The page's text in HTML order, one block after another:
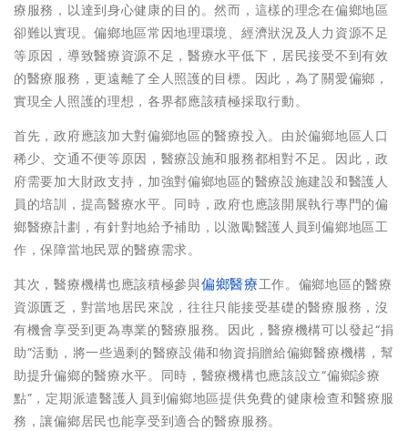
療服務，以達到身心健康的目的。然而，這樣的理念在偏鄉地區
卻難以實現。偏鄉地區常因地理環境、經濟狀況及人力資源不足
等原因，導致醫療資源不足，醫療水平低下，居民接受不到有效
的醫療服務，更遠離了全人照護的目標。因此，為了關愛偏鄉，
實現全人照護的理想，各界都應該積極採取行動。
首先，政府應該加大對偏鄉地區的醫療投入。由於偏鄉地區人口
稀少、交通不便等原因，醫療設施和服務都相對不足。因此，政
府需要加大財政支持，加強對偏鄉地區的醫療設施建設和醫護人
員的培訓，提高醫療水平。同時，政府也應該開展執行專門的偏
鄉醫療計劃，有針對地給予補助，以激勵醫護人員到偏鄉地區工
作，保障當地民眾的醫療需求。
其次，醫療機構也應該積極參與偏鄉醫療工作。偏鄉地區的醫療
資源匱乏，對當地居民來說，往往只能接受基礎的醫療服務，沒
有機會享受到更為專業的醫療服務。因此，醫療機構可以發起“捐
助”活動，將一些過剩的醫療設備和物資捐贈給偏鄉醫療機構，幫
助提升偏鄉的醫療水平。同時，醫療機構也應該設立“偏鄉診療
點”，定期派遣醫護人員到偏鄉地區提供免費的健康檢查和醫療服
務，讓偏鄉居民也能享受到適合的醫療服務。